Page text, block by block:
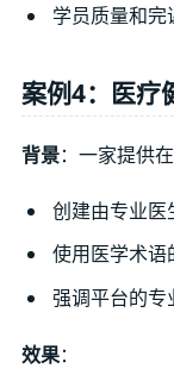
学员质量和
案例4：医疗
背景：一家提供
创建由专业医
使用医学术语
强调平台的专
效果：